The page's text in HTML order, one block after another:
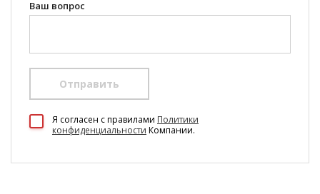
Ваш вопрос
Отправить
Я согласен c правилами Политики
конфиденциальности Компании.